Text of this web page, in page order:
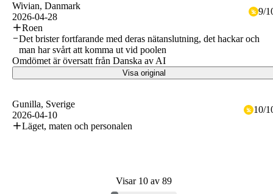
Wivian, Danmark
2026-04-28
9/
Roen
Det brister fortfarande med deras nätanslutning, det hackar och
man har svårt att komma ut vid poolen
Omdömet är översatt från Danska av AI
Visa original
Gunilla, Sverige
2026-04-10
10/
Läget, maten och personalen
Visar 10 av 89